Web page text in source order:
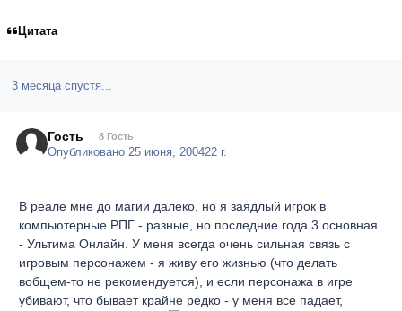
Цитата
3 месяца спустя...
Гость 8 Гость
Опубликовано25 июня, 200422 г.
В реале мне до магии далеко, но я заядлый игрок в
компьютерные РПГ - разные, но последние года 3 основная
- Ультима Онлайн. У меня всегда очень сильная связь с
игровым персонажем - я живу его жизнью (что делать
вобщем-то не рекомендуется), и если персонажа в игре
убивают, что бывает крайне редко - у меня все падает,